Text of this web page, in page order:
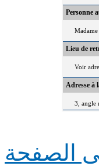
Personne
Lieu de
Voir
Adresse à
3, angle
الصفحة